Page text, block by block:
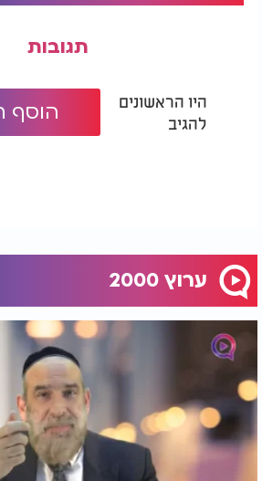
תגובות
היו הראשונים
להגיב
הוסף
ערוץ 2000